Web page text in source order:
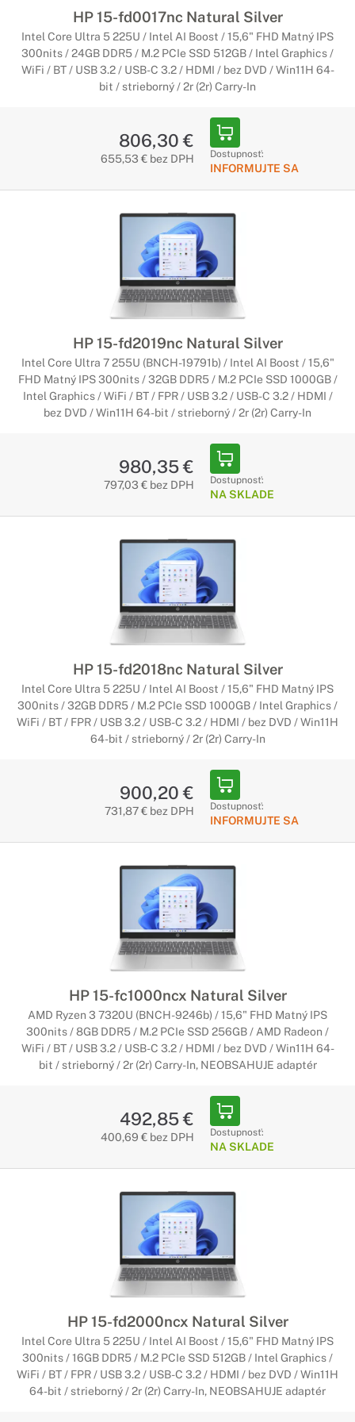
HP 15-fd0017nc Natural Silver
Intel Core Ultra 5 225U / Intel AI Boost / 15,6" FHD Matný IPS
300nits / 24GB DDR5 / M.2 PCIe SSD 512GB / Intel Graphics /
WiFi / BT / USB 3.2 / USB-C 3.2 / HDMI / bez DVD / Win11H 64-
bit / strieborný / 2r (2r) Carry-In
806,30 €
655,53 € bez DPH Dostupnosť:
INFORMUJTE SA
HP 15-fd2019nc Natural Silver
Intel Core Ultra 7 255U (BNCH-19791b) / Intel AI Boost / 15,6"
FHD Matný IPS 300nits / 32GB DDR5 / M.2 PCIe SSD 1000GB /
Intel Graphics / WiFi / BT / FPR / USB 3.2 / USB-C 3.2 / HDMI /
bez DVD / Win11H 64-bit / strieborný / 2r (2r) Carry-In
980,35 €
797,03 € bez DPH Dostupnosť:
NA SKLADE
HP 15-fd2018nc Natural Silver
Intel Core Ultra 5 225U / Intel AI Boost / 15,6" FHD Matný IPS
300nits / 32GB DDR5 / M.2 PCIe SSD 1000GB / Intel Graphics /
WiFi / BT / FPR / USB 3.2 / USB-C 3.2 / HDMI / bez DVD / Win11H
64-bit / strieborný / 2r (2r) Carry-In
900,20 €
731,87 € bez DPH Dostupnosť:
INFORMUJTE SA
HP 15-fc1000ncx Natural Silver
AMD Ryzen 3 7320U (BNCH-9246b) / 15,6" FHD Matný IPS
300nits / 8GB DDR5 / M.2 PCIe SSD 256GB / AMD Radeon /
WiFi / BT / USB 3.2 / USB-C 3.2 / HDMI / bez DVD / Win11H 64-
bit / strieborný / 2r (2r) Carry-In, NEOBSAHUJE adaptér
492,85 €
400,69 € bez DPH Dostupnosť:
NA SKLADE
HP 15-fd2000ncx Natural Silver
Intel Core Ultra 5 225U / Intel AI Boost / 15,6" FHD Matný IPS
300nits / 16GB DDR5 / M.2 PCIe SSD 512GB / Intel Graphics /
WiFi / BT / FPR / USB 3.2 / USB-C 3.2 / HDMI / bez DVD / Win11H
64-bit / strieborný / 2r (2r) Carry-In, NEOBSAHUJE adaptér